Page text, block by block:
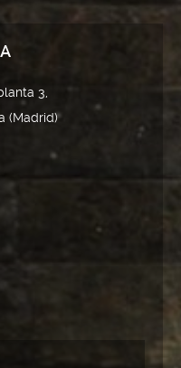
1, planta 3,